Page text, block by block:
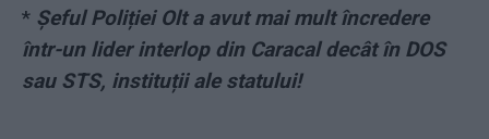
* Șeful Poliției Olt a avut mai mult încredere
într-un lider interlop din Caracal decât în DOS
sau STS, instituții ale statului!